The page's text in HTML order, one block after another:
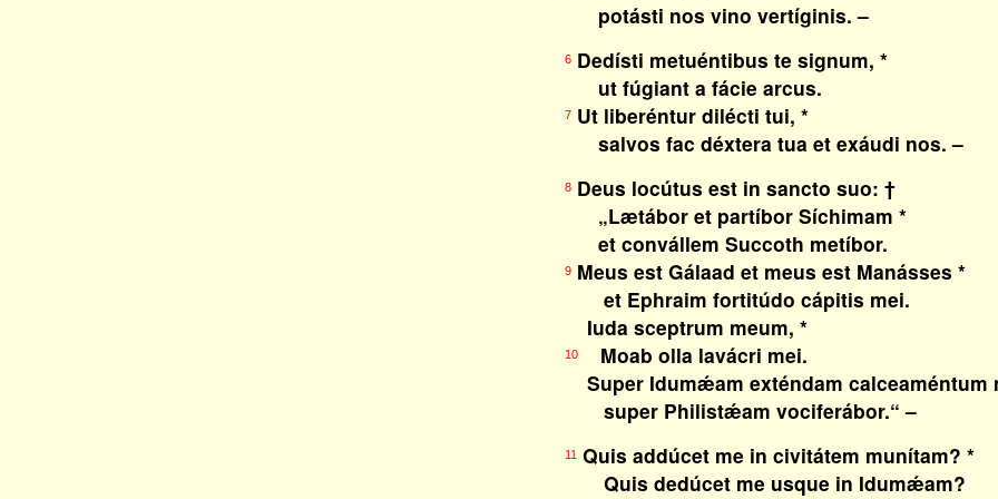
potásti nos vino vertíginis. –
6 Dedísti metuéntibus te signum, *
ut fúgiant a fácie arcus.
7 Ut liberéntur dilécti tui, *
salvos fac déxtera tua et exáudi nos. –
8 Deus locútus est in sancto suo: †
„Lætábor et partíbor Síchimam *
et convállem Succoth metíbor.
9 Meus est Gálaad et meus est Manásses *
et Ephraim fortitúdo cápitis mei.
Iuda sceptrum meum, *
10
Moab olla lavácri mei.
Super Idumǽam exténdam calceaméntum
super Philistǽam vociferábor.“ –
11 Quis addúcet me in civitátem munítam? *
Quis dedúcet me usque in Idumǽam?